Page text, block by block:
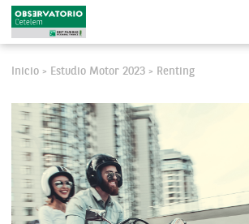
Inicio > Estudio Motor 2023 > Renting